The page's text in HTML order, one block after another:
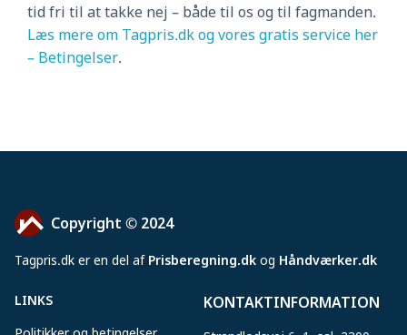
tid fri til at takke nej – både til os og til fagmanden.
Læs mere om Tagpris.dk og vores gratis service her
– Betingelser.
Copyright © 2024
Tagpris.dk er en del af Prisberegning.dk og Håndværker.dk
LINKS
KONTAKTINFORMATION